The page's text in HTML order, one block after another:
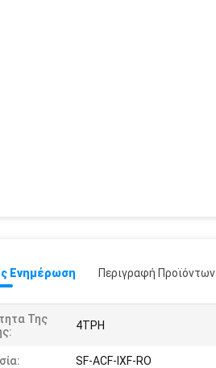
Ενημέρωση Περιγραφή Προϊόντων
Της
4TPH
SF-ACF-IXF-RO